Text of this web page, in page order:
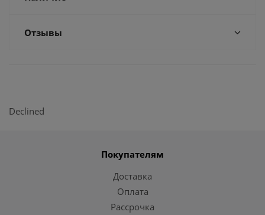
Отзывы
Declined
Покупателям
Доставка
Оплата
Рассрочка